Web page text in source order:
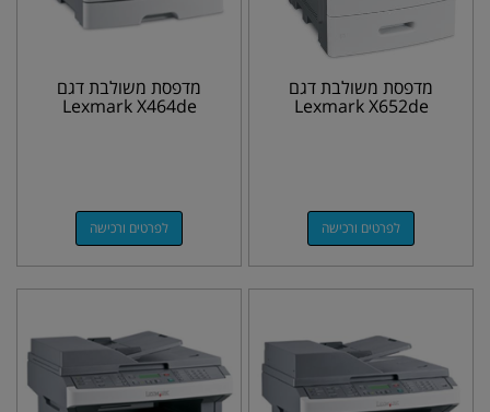
מדפסת משולבת דגם
Lexmark X652de
לפרטים ורכישה
מדפסת משולבת דגם
Lexmark X464de
לפרטים ורכישה